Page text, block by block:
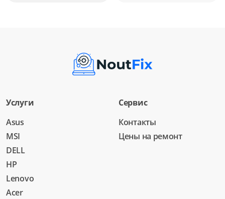
Услуги
Asus
MSI
DELL
HP
Lenovo
Acer
Сервис
Контакты
Цены на ремонт